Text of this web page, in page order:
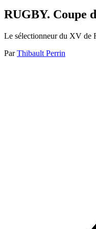
RUGBY. Coupe
Le sélectionneur du XV de
Par Thibault Perrin